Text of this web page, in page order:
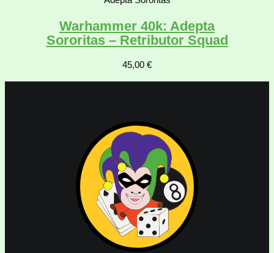
Warhammer 40k: Adepta
Sororitas – Retributor Squad
45,00 €